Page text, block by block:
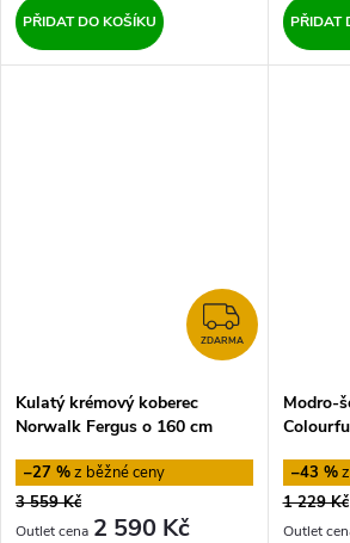
PŘIDAT DO KOŠÍKU PŘIDAT
ZDARMA
ZDARMA
Kulatý krémový koberec
Norwalk Fergus o 160 cm
–27 %
3 559 Kč
2 590 Kč
Modro-
–43 %
1 229 Kč